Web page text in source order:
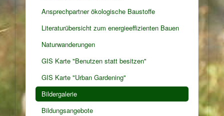
Ansprechpartner ökologische Baustoffe
Literaturübersicht zum energieeffizienten Bauen
Naturwanderungen
GIS Karte "Benutzen statt besitzen"
GIS Karte "Urban Gardening"
Bildergalerie
Bildungsangebote